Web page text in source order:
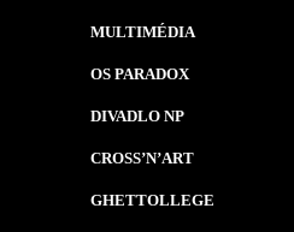
MULTIMÉDIA
OS PARADOX
DIVADLO NP
CROSS’N’ART
GHETTOLLEGE